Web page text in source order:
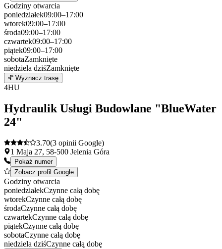
Godziny otwarcia
poniedziałek09:00–17:00
wtorek09:00–17:00
środa09:00–17:00
czwartek09:00–17:00
piątek09:00–17:00
sobotaZamknięte
niedziela dziśZamknięte
+
Wyznacz trasę
4HU
Hydraulik Usługi Budowlane "BlueWater
24"
3.70(3 opinii Google)
1 Maja 27, 58-500 Jelenia Góra
Pokaż numer
Zobacz profil Google
Godziny otwarcia
poniedziałekCzynne całą dobę
wtorekCzynne całą dobę
środaCzynne całą dobę
czwartekCzynne całą dobę
piątekCzynne całą dobę
sobotaCzynne całą dobę
niedziela dziśCzynne całą dobę